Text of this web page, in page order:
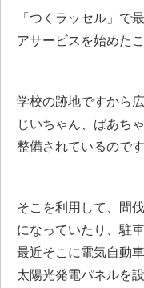
「つくラッセル」で
アサービスを始めたこ
学校の跡地ですから
じいちゃん、ばあち
整備されているので
そこを利用して、間
になっていたり、駐
最近そこに電気自動
太陽光発電パネルを